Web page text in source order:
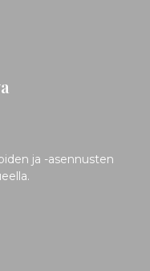
ja -asennusten